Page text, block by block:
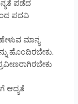
ಪಡೆದ
ಪದವಿ
ಮಾನ್ಯ
ಹೊಂದಿರಬೇಕು.
ಆದ್ಯತೆ